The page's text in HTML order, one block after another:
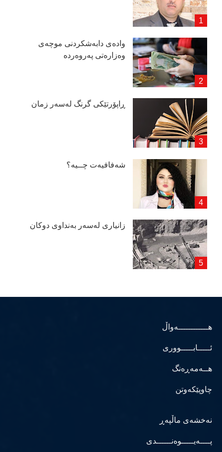
وادەی دابەشكردنی موچەی
وەزارەتی پەروەردە
ڕاپۆرتێكی گرنگ لەسەر زمان
شەفافیەت چــیە؟
زانیاری لەسەر بەنداوی دوكان
هــــــــــــەواڵ
ئـــــابـــــووری
هــەمەڕەنگ
چاوپێکەوتن
نەخشەی ماڵپەڕ
پــــەیـــــوەنــــــدی